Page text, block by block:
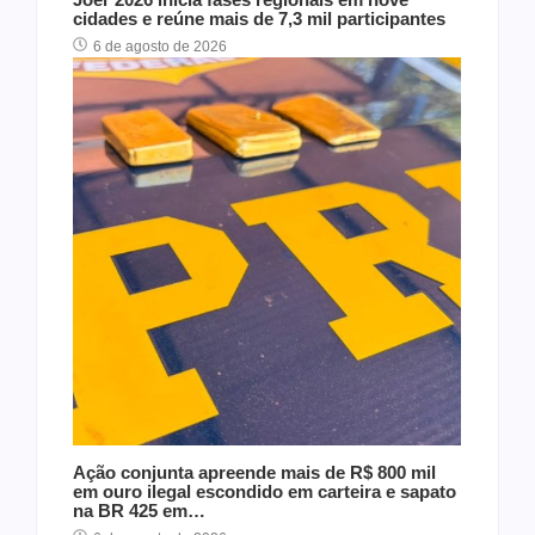
cidades e reúne mais de 7,3 mil participantes
6 de agosto de 2026
Ação conjunta apreende mais de R$ 800 mil
em ouro ilegal escondido em carteira e sapato
na BR 425 em…